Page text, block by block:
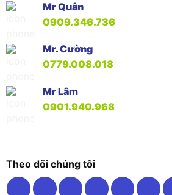
Mr Quân
0909.346.736
Mr. Cường
0779.008.018
Mr Lâm
0901.940.968
Theo dõi chúng tôi